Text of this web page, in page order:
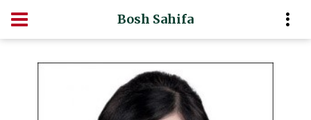
Bosh Sahifa